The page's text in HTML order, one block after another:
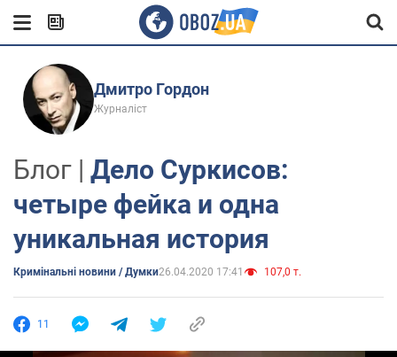
Дмитро Гордон
Журналіст
Блог | Дело Суркисов:
четыре фейка и одна
уникальная история
Кримінальні новини / Думки26.04.2020 17:41 107,0 т.
11